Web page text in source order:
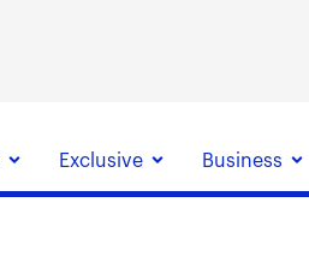
Exclusive Business